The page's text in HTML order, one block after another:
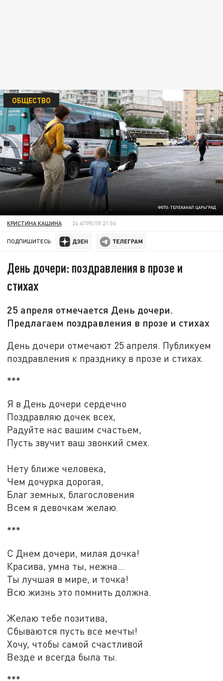
ФОТО: ТЕЛЕКАНАЛ ЦАРЬГРАД
ОБЩЕСТВО
КРИСТИНА КАШИНА 24 АПРЕЛЯ 21:06
ПОДПИШИТЕСЬ:
День дочери: поздравления в прозе и
стихах
25 апреля отмечается День дочери.
Предлагаем поздравления в прозе и стихах
День дочери отмечают 25 апреля. Публикуем
поздравления к празднику в прозе и стихах.
***
Я в День дочери сердечно
Поздравляю дочек всех,
Радуйте нас вашим счастьем,
Пусть звучит ваш звонкий смех.
Нету ближе человека,
Чем дочурка дорогая,
Благ земных, благословения
Всем я девочкам желаю.
***
С Днем дочери, милая дочка!
Красива, умна ты, нежна...
Ты лучшая в мире, и точка!
Всю жизнь это помнить должна.
Желаю тебе позитива,
Сбываются пусть все мечты!
Хочу, чтобы самой счастливой
Везде и всегда была ты.